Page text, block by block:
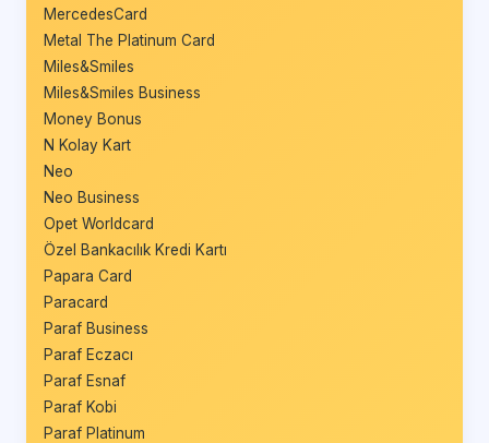
MercedesCard
Metal The Platinum Card
Miles&Smiles
Miles&Smiles Business
Money Bonus
N Kolay Kart
Neo
Neo Business
Opet Worldcard
Özel Bankacılık Kredi Kartı
Papara Card
Paracard
Paraf Business
Paraf Eczacı
Paraf Esnaf
Paraf Kobi
Paraf Platinum